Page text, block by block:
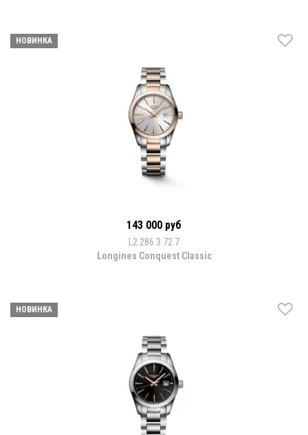
НОВИНКА
143 000 руб
L2.286.3.72.7
Longines Conquest Classic
НОВИНКА